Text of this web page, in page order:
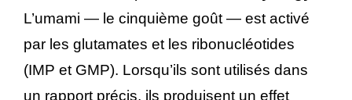
L’umami — le cinquième goût — est activé
par les glutamates et les ribonucléotides
(IMP et GMP). Lorsqu’ils sont utilisés dans
un rapport précis, ils produisent un effet